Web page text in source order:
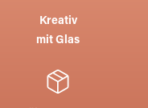
Kreativ
mit Glas